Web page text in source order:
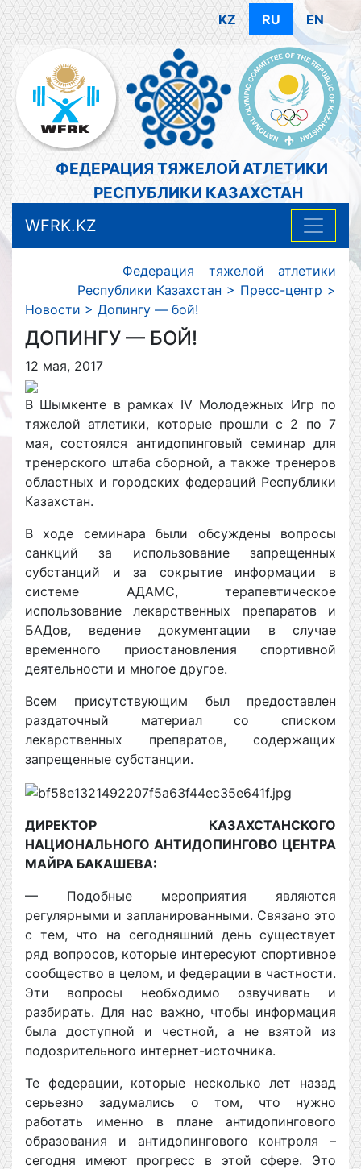
KZ RU EN
ФЕДЕРАЦИЯ ТЯЖЕЛОЙ АТЛЕТИКИ
РЕСПУБЛИКИ КАЗАХСТАН
WFRK.KZ
Федерация тяжелой атлетики
Республики Казахстан > Пресс-центр >
Новости > Допингу — бой!
ДОПИНГУ — БОЙ!
12 мая, 2017
В Шымкенте в рамках IV Молодежных Игр по
тяжелой атлетики, которые прошли с 2 по 7
мая, состоялся антидопинговый семинар для
тренерского штаба сборной, а также тренеров
областных и городских федераций Республики
Казахстан.
В ходе семинара были обсуждены вопросы
санкций за использование запрещенных
субстанций и за сокрытие информации в
системе АДАМС, терапевтическое
использование лекарственных препаратов и
БАДов, ведение документации в случае
временного приостановления спортивной
деятельности и многое другое.
Всем присутствующим был предоставлен
раздаточный материал со списком
лекарственных препаратов, содержащих
запрещенные субстанции.
ДИРЕКТОР КАЗАХСТАНСКОГО
НАЦИОНАЛЬНОГО АНТИДОПИНГОВО ЦЕНТРА
МАЙРА БАКАШЕВА:
— Подобные мероприятия являются
регулярными и запланированными. Связано это
с тем, что на сегодняшний день существует
ряд вопросов, которые интересуют спортивное
сообщество в целом, и федерации в частности.
Эти вопросы необходимо озвучивать и
разбирать. Для нас важно, чтобы информация
была доступной и честной, а не взятой из
подозрительного интернет-источника.
Те федерации, которые несколько лет назад
серьезно задумались о том, что нужно
работать именно в плане антидопингового
образования и антидопингового контроля –
сегодня имеют прогресс в этой сфере. Это